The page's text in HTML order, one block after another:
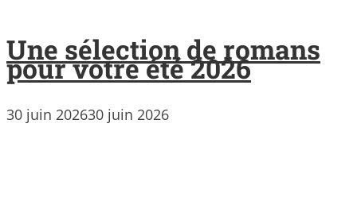
Une sélection de romans
pour votre été 2026
30 juin 202630 juin 2026